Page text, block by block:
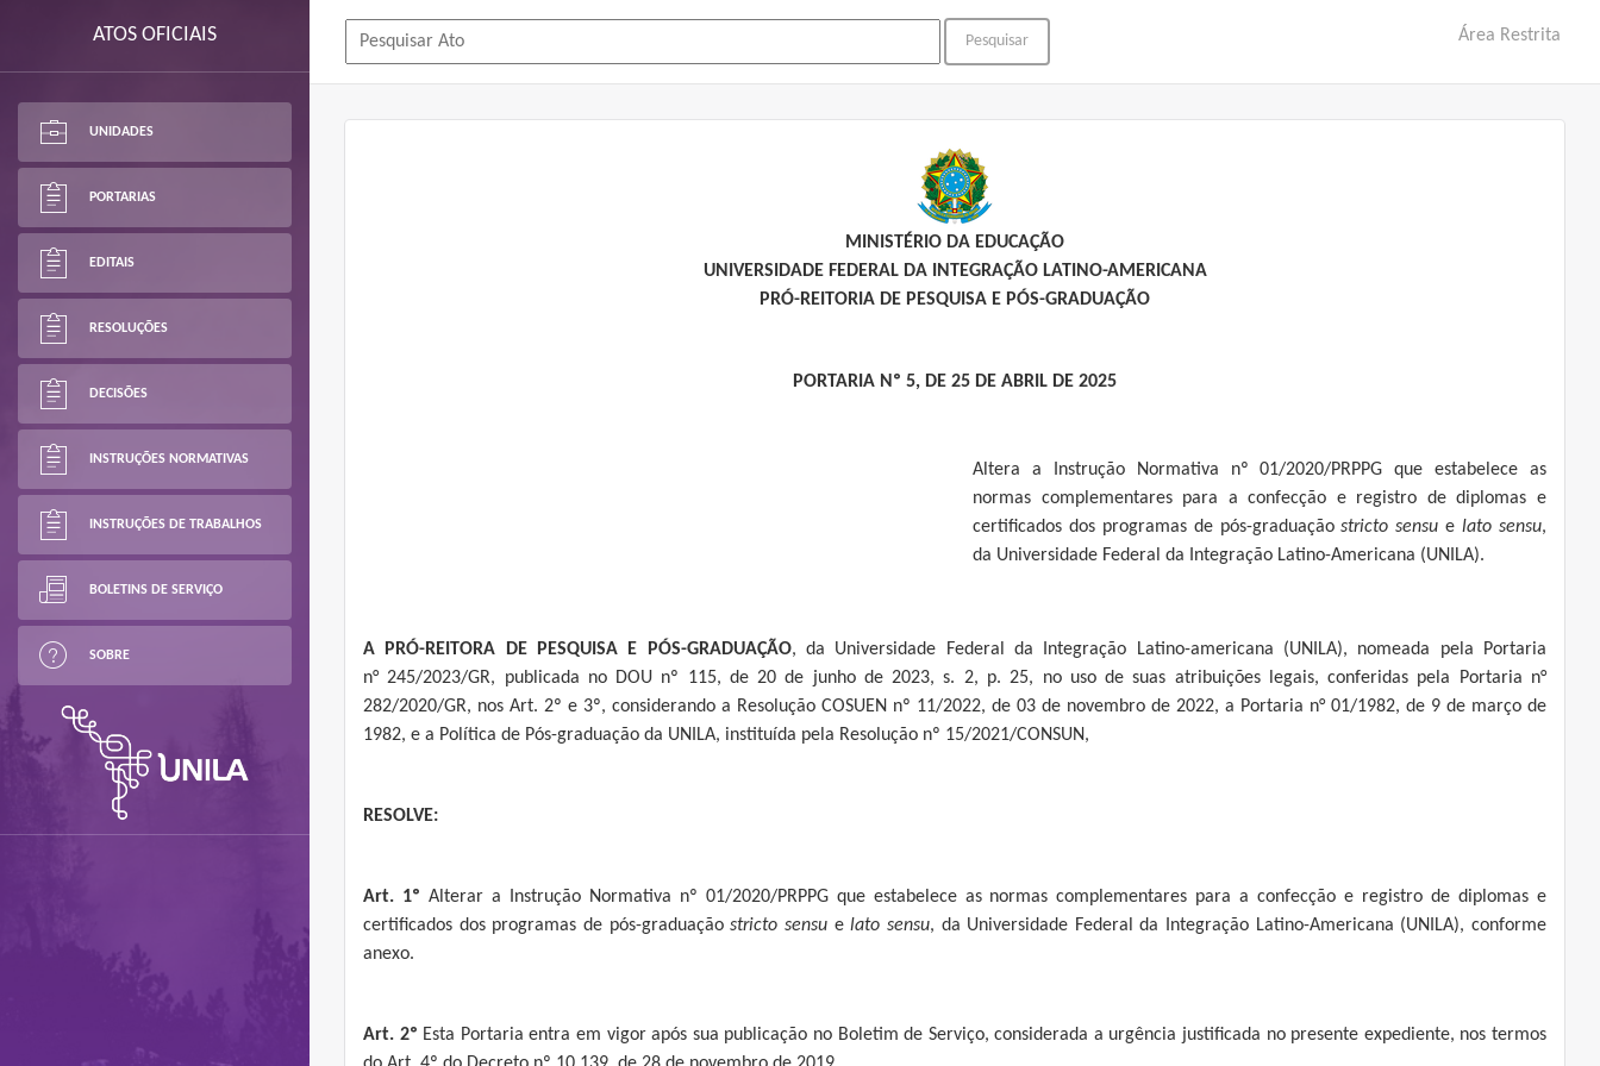
ATOS OFICIAIS
UNIDADES
PORTARIAS
EDITAIS
RESOLUÇÕES
DECISÕES
INSTRUÇÕES NORMATIVAS
INSTRUÇÕES DE TRABALHOS
BOLETINS DE SERVIÇO
SOBRE
Área Restrita
MINISTÉRIO DA EDUCAÇÃO
UNIVERSIDADE FEDERAL DA INTEGRAÇÃO LATINO-AMERICANA
PRÓ-REITORIA DE PESQUISA E PÓS-GRADUAÇÃO
PORTARIA Nº 5, DE 25 DE ABRIL DE 2025
Altera a Instrução Normativa nº 01/2020/PRPPG que estabelece as
normas complementares para a confecção e registro de diplomas e
certificados dos programas de pós-graduaçãostricto sensu elato sensu,
da Universidade Federal da Integração Latino-Americana (UNILA).
A PRÓ-REITORA DE PESQUISA E PÓS-GRADUAÇÃO, da Universidade Federal da Integração Latino-americana (UNILA), nomeada pela Portaria
n° 245/2023/GR, publicada no DOU nº 115, de 20 de junho de 2023, s. 2, p. 25, no uso de suas atribuições legais, conferidas pela Portaria n°
282/2020/GR, nos Art. 2º e 3º, considerando a Resolução COSUEN nº 11/2022, de 03 de novembro de 2022, a Portaria n° 01/1982, de 9 de março de
1982, e a Política de Pós-graduação da UNILA, instituída pela Resolução nº 15/2021/CONSUN,
RESOLVE:
Art. 1º Alterar a Instrução Normativa nº 01/2020/PRPPG que estabelece as normas complementares para a confecção e registro de diplomas e
certificados dos programas de pós-graduaçãostricto sensuelato sensu, da Universidade Federal da Integração Latino-Americana (UNILA), conforme
anexo.
Art. 2º Esta Portaria entra em vigor após sua publicação no Boletim de Serviço, considerada a urgência justificada no presente expediente, nos termos